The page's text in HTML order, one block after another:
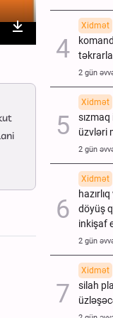
Download
Xidmət
2 gün
Xidmət
üzvləri
2 gün
Xidmət
döyüş
inkişaf
2 gün
Xidmət
silah